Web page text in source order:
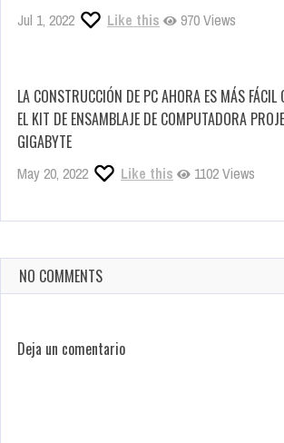
Jul 1, 2022 Like this 970 Views
LA CONSTRUCCIÓN DE PC AHORA ES MÁS
EL KIT DE ENSAMBLAJE DE COMPUTADORA
GIGABYTE
May 20, 2022 Like this 1102 Views
NO COMMENTS
Deja un comentario